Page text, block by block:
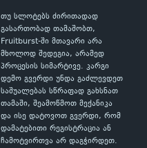
თუ სლოტებს ძირითადად
გასართობად თამაშობთ,
Fruitburst-ში მთავარი არა
მხოლოდ შედეგია, არამედ
პროცესის სიმარტივე. კარგი
დემო გვერდი უნდა გაძლევდეთ
საშუალებას სწრაფად გახსნათ
თამაში, შეამოწმოთ მექანიკა
და ისე დატოვოთ გვერდი, რომ
დამატებითი რეგისტრაცია ან
ჩამოტვირთვა არ დაგჭირდეთ.